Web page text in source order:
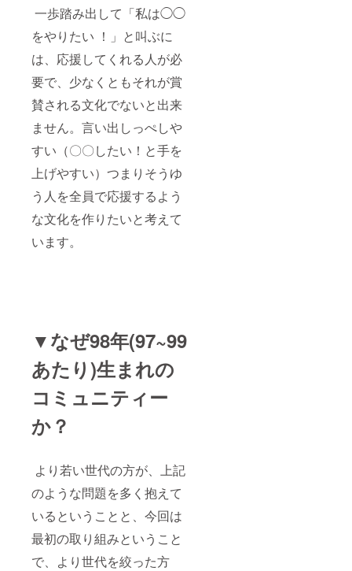
一歩踏み出して「私は◯◯
をやりたい ！」と叫ぶに
は、応援してくれる人が必
要で、少なくともそれが賞
賛される文化でないと出来
ません。言い出しっぺしや
すい（〇〇したい！と手を
上げやすい）つまりそうゆ
う人を全員で応援するよう
な文化を作りたいと考えて
います。
▼なぜ98年(97~99
あたり)生まれの
コミュニティー
か？
より若い世代の方が、上記
のような問題を多く抱えて
いるということと、今回は
最初の取り組みということ
で、より世代を絞った方